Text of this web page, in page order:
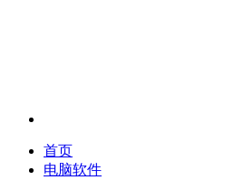
首页
电脑软件